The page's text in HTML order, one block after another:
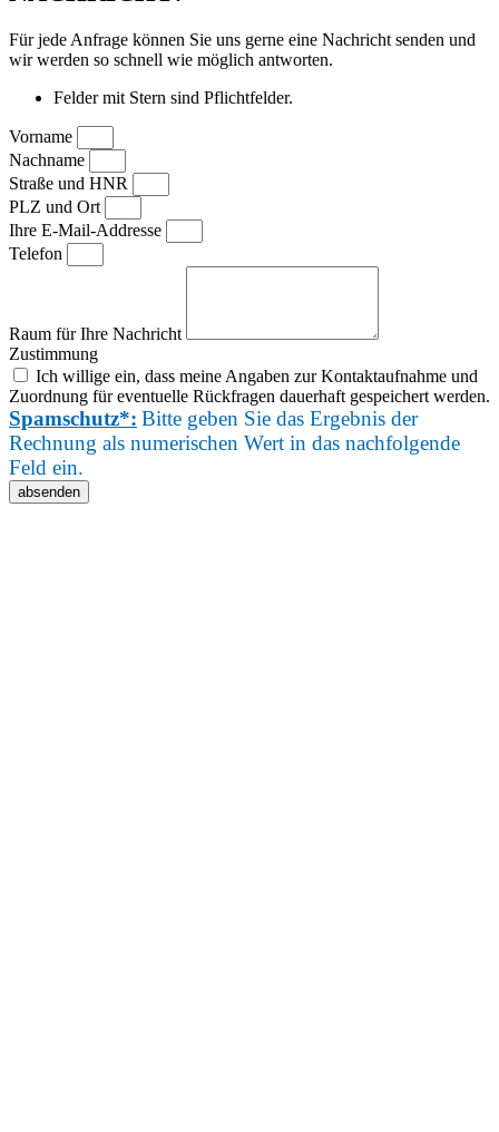
Für jede Anfrage können Sie uns gerne eine Nachricht senden und
wir werden so schnell wie möglich antworten.
Felder mit Stern sind Pflichtfelder.
Vorname
Nachname
Straße und HNR
PLZ und Ort
Ihre E-Mail-Addresse
Telefon
Raum für Ihre Nachricht
Zustimmung
Ich willige ein, dass meine Angaben zur Kontaktaufnahme und
Zuordnung für eventuelle Rückfragen dauerhaft gespeichert werden.
Spamschutz*: Bitte geben Sie das Ergebnis der
Rechnung als numerischen Wert in das nachfolgende
Feld ein.
absenden